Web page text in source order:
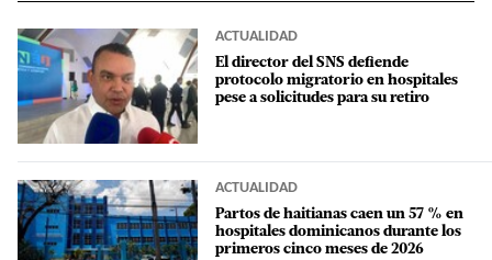
ACTUALIDAD
El director del SNS defiende
protocolo migratorio en hospitales
pese a solicitudes para su retiro
ACTUALIDAD
Partos de haitianas caen un 57 % en
hospitales dominicanos durante los
primeros cinco meses de 2026